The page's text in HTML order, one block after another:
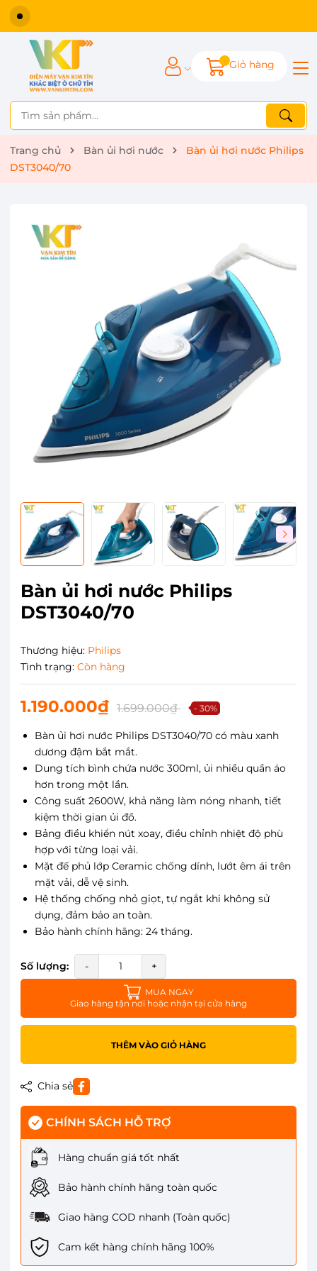
Giỏ hàng
Trang chủ Bàn ủi hơi nước
Bàn ủi hơi nước Philips
DST3040/70
Bàn ủi hơi nước Philips
DST3040/70
Thương hiệu: Philips
Tình trạng: Còn hàng
1.190.000₫ 1.699.000₫ - 30%
Bàn ủi hơi nước Philips DST3040/70 có màu xanh
dương đậm bắt mắt.
Dung tích bình chứa nước 300ml, ủi nhiều quần áo
hơn trong một lần.
Công suất 2600W, khả năng làm nóng nhanh, tiết
kiệm thời gian ủi đồ.
Bảng điều khiển nút xoay, điều chỉnh nhiệt độ phù
hợp với từng loại vải.
Mặt đế phủ lớp Ceramic chống dính, lướt êm ái trên
mặt vải, dễ vệ sinh.
Hệ thống chống nhỏ giọt, tự ngắt khi không sử
dụng, đảm bảo an toàn.
Bảo hành chính hãng: 24 tháng.
Số lượng: - +
MUA NGAY
Giao hàng tận nơi hoặc nhận tại cửa hàng
THÊM VÀO GIỎ HÀNG
Chia sẻ
CHÍNH SÁCH HỖ TRỢ
Hàng chuẩn giá tốt nhất
Bảo hành chính hãng toàn quốc
Giao hàng COD nhanh (Toàn quốc)
Cam kết hàng chính hãng 100%